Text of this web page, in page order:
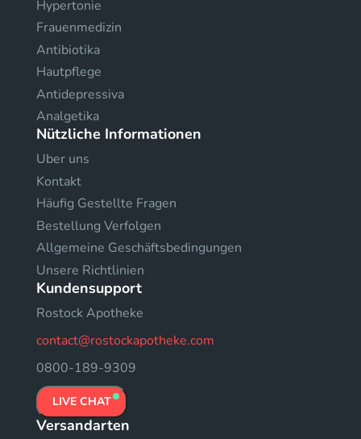
Hypertonie
Frauenmedizin
Antibiotika
Hautpflege
Antidepressiva
Analgetika
Nützliche Informationen
Uber uns
Kontakt
Häufig Gestellte Fragen
Bestellung Verfolgen
Allgemeine Geschäftsbedingungen
Unsere Richtlinien
Kundensupport
Rostock Apotheke
contact@rostockapotheke.com
0800-189-9309
LIVE CHAT
Versandarten